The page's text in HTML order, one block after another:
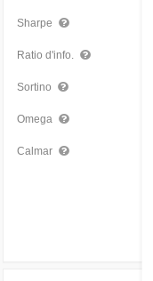
Sharpe
Ratio d'info.
Sortino
Omega
Calmar